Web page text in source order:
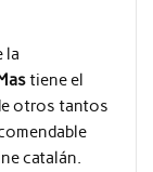
la
tiene el
otros tantos
catalán.